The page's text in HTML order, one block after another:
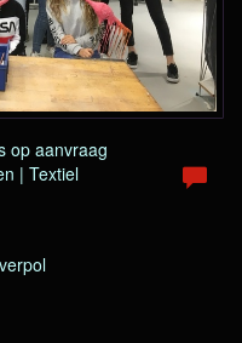
op aanvraag
| Textiel